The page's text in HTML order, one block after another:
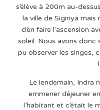
s’élève à 200m au-
la ville de Sigiriya mais
d’en faire l’ascension
soleil. Nous avons donc
pu observer les singes,
Le lendemain, Indra
emmener déjeuner
l’habitant et c’était le